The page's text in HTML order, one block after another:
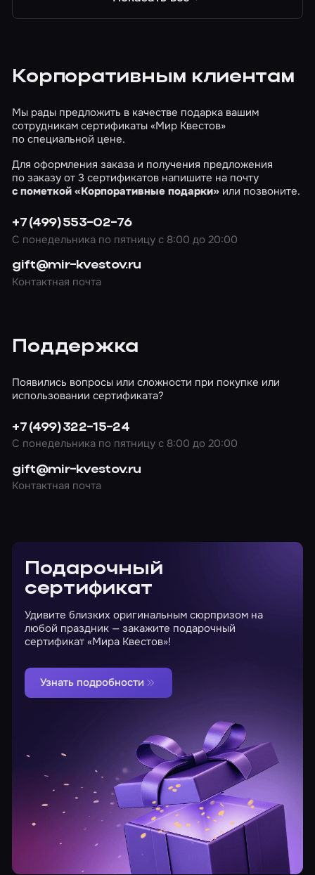
Очнувшись, вы понимаете, что находитесь под
землей в логове у маньяка и одного из ваших
Корпоративным клиентам
Мы рады предложить в качестве подарка вашим
сотрудникам сертификаты «Мир Квестов»
по специальной цене.
Для оформления заказа и получения предложения
по заказу от 3 сертификатов напишите на почту
c пометкой «Корпоративные подарки» или позвоните.
+7 (499) 553-02-76
С понедельника по пятницу с 8:00 до 20:00
gift@mir-kvestov.ru
Контактная почта
Поддержка
Появились вопросы или сложности при покупке или
использовании сертификата?
+7 (499) 322-15-24
С понедельника по пятницу с 8:00 до 20:00
gift@mir-kvestov.ru
Контактная почта
Подарочный
сертификат
Удивите близких оригинальным сюрпризом на
любой праздник — закажите подарочный
сертификат «Мира Квестов»!
Узнать подробности